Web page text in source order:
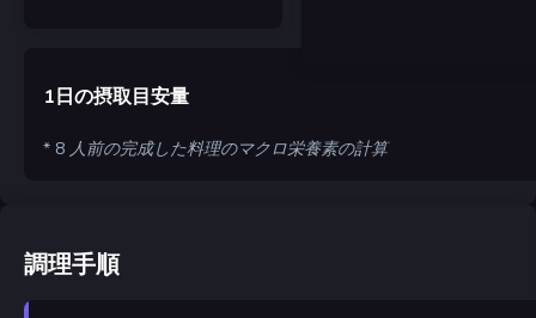
1日の摂取目安量
* 8 人前の完成した料理のマクロ栄養素の計算
調理手順